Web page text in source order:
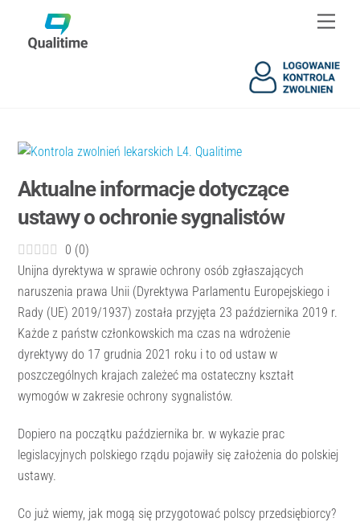
content
content
Aktualne informacje dotyczące
ustawy o ochronie sygnalistów
0 (0)
Unijna dyrektywa w sprawie ochrony osób zgłaszających
naruszenia prawa Unii (Dyrektywa Parlamentu Europejskiego i
Rady (UE) 2019/1937) została przyjęta 23 października 2019 r.
Każde z państw członkowskich ma czas na wdrożenie
dyrektywy do 17 grudnia 2021 roku i to od ustaw w
poszczególnych krajach zależeć ma ostateczny kształt
wymogów w zakresie ochrony sygnalistów.
Dopiero na początku października br. w wykazie prac
legislacyjnych polskiego rządu pojawiły się założenia do polskiej
ustawy.
Co już wiemy, jak mogą się przygotować polscy przedsiębiorcy?